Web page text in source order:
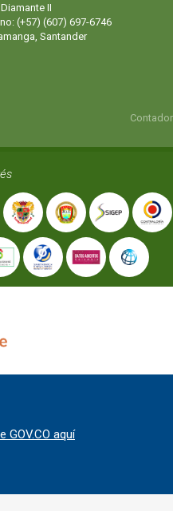
II
(+57) (607) 697-6746
Santander
GOV.CO aquí